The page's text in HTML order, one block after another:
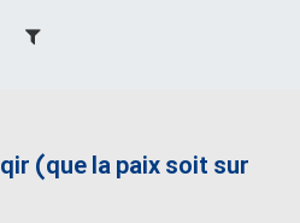
(que la paix soit sur